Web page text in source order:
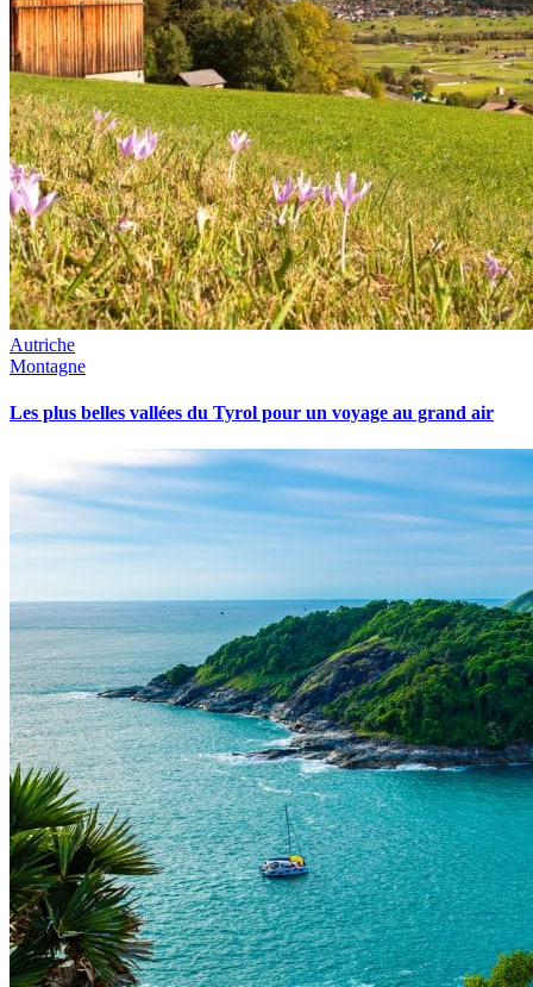
Autriche
Montagne
Les plus belles vallées du Tyrol pour un voyage au grand air